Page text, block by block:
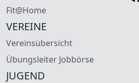
Fit@Home
VEREINE
Vereinsübersicht
Übungsleiter Jobbörse
JUGEND